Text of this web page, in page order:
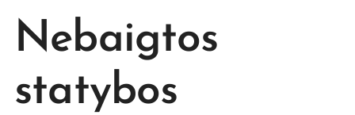
Nebaigtos
statybos